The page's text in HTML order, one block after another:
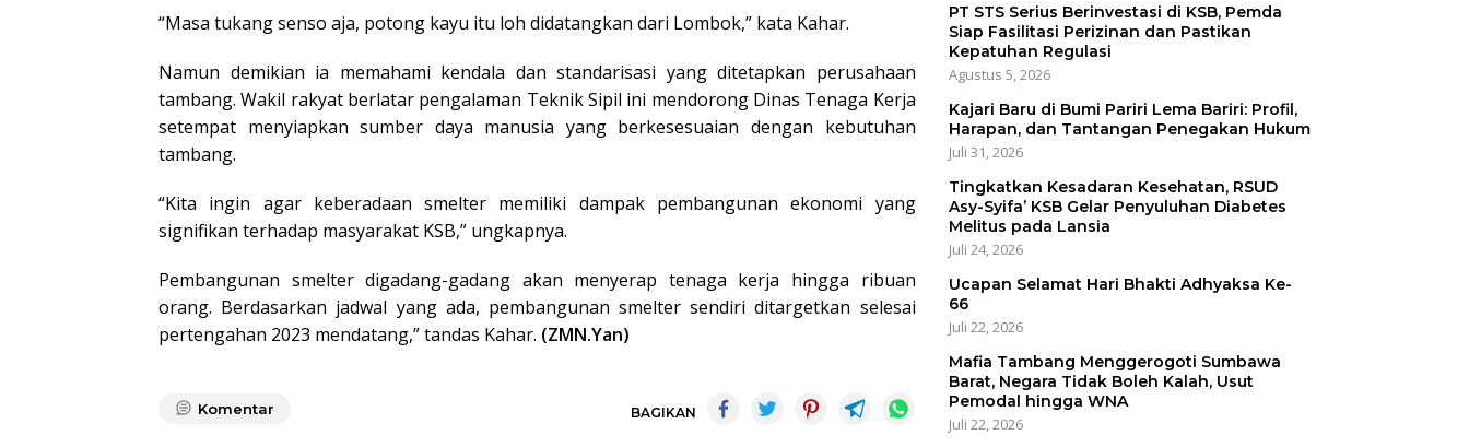
“Masa tukang senso aja, potong kayu itu loh didatangkan dari Lombok,” kata Kahar.
Namun demikian ia memahami kendala dan standarisasi yang ditetapkan perusahaan
tambang. Wakil rakyat berlatar pengalaman Teknik Sipil ini mendorong Dinas Tenaga Kerja
setempat menyiapkan sumber daya manusia yang berkesesuaian dengan kebutuhan
tambang.
“Kita ingin agar keberadaan smelter memiliki dampak pembangunan ekonomi yang
signifikan terhadap masyarakat KSB,” ungkapnya.
Pembangunan smelter digadang-gadang akan menyerap tenaga kerja hingga ribuan
orang. Berdasarkan jadwal yang ada, pembangunan smelter sendiri ditargetkan selesai
pertengahan 2023 mendatang,” tandas Kahar. (ZMN.Yan)
Komentar BAGIKAN
PT STS Serius Berinvestasi di KSB, Pemda
Siap Fasilitasi Perizinan dan Pastikan
Kepatuhan Regulasi
Agustus 5, 2026
Kajari Baru di Bumi Pariri Lema Bariri: Profil,
Harapan, dan Tantangan Penegakan Hukum
Juli 31, 2026
Tingkatkan Kesadaran Kesehatan, RSUD
Asy-Syifa’ KSB Gelar Penyuluhan Diabetes
Melitus pada Lansia
Juli 24, 2026
Ucapan Selamat Hari Bhakti Adhyaksa Ke-
66
Juli 22, 2026
Mafia Tambang Menggerogoti Sumbawa
Barat, Negara Tidak Boleh Kalah, Usut
Pemodal hingga WNA
Juli 22, 2026